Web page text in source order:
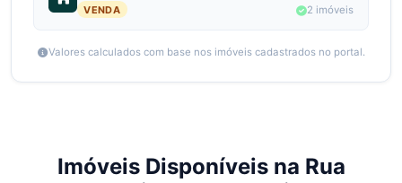
VENDA 2 imóveis
Valores calculados com base nos imóveis cadastrados no portal.
Imóveis Disponíveis na Rua